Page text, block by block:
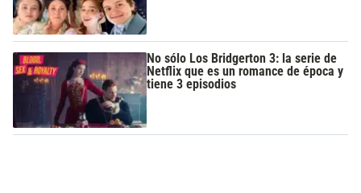
No sólo Los Bridgerton 3: la serie de
Netflix que es un romance de época y
tiene 3 episodios